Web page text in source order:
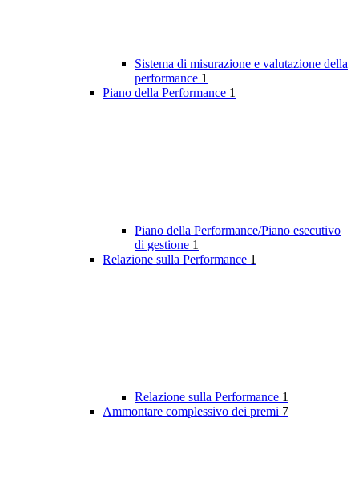
Sistema di misurazione e valutazione della
performance 1
Piano della Performance 1
Piano della Performance/Piano esecutivo
di gestione 1
Relazione sulla Performance 1
Relazione sulla Performance 1
Ammontare complessivo dei premi 7